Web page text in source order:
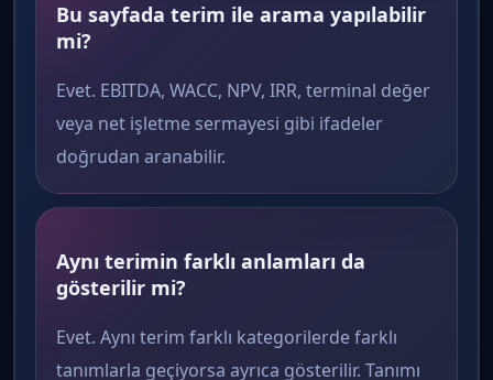
Bu sayfada terim ile arama yapılabilir
mi?
Evet. EBITDA, WACC, NPV, IRR, terminal değer
veya net işletme sermayesi gibi ifadeler
doğrudan aranabilir.
Aynı terimin farklı anlamları da
gösterilir mi?
Evet. Aynı terim farklı kategorilerde farklı
tanımlarla geçiyorsa ayrıca gösterilir. Tanımı